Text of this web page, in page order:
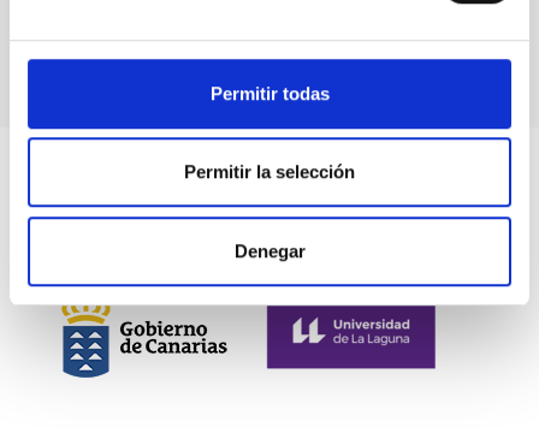
Permitir todas
Permitir la selección
Denegar